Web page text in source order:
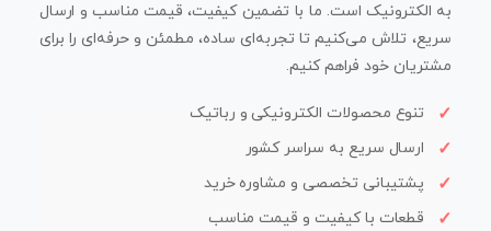
به الکترونیک است. ما با تضمین کیفیت، قیمت مناسب و ارسال
سریع، تلاش می‌کنیم تا تجربه‌ای ساده، مطمئن و حرفه‌ای را برای
مشتریان خود فراهم کنیم.
تنوع محصولات الکترونیکی و رباتیک
ارسال سریع به سراسر کشور
پشتیبانی تخصصی و مشاوره خرید
قطعات با کیفیت و قیمت مناسب